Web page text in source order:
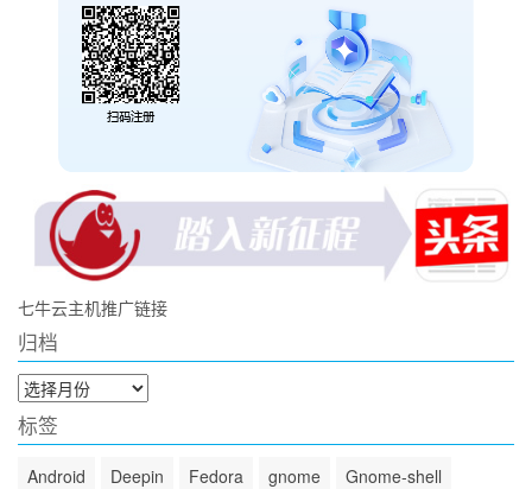
七牛云主机推广链接
归档
归
档
标签
Android Deepin Fedora gnome
Gnome-shell